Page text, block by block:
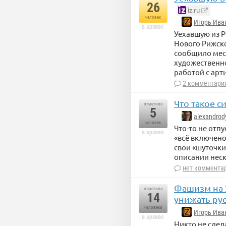
26
человек
в архиве
iz.ru
Игорь
Уехавшую из
Нового
сообщило
работой с
2
отметили
5
человек
в архиве
Что такое
Что-то не
«всё
свои
описании
нет
отметили
14
человека
в архиве
Фашизм на
унижать
Игорь
Никто не